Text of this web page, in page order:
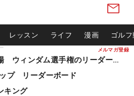
メルマガ登録
レッスン ライフ 漫画 ゴル
松山英樹ら出場 ウィンダム選手権のリーダーボード
プ リーダーボード
キング